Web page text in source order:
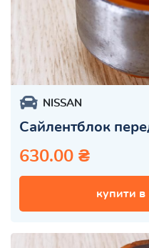
NISSAN
Сайлентблок
630.00 ₴
купити в